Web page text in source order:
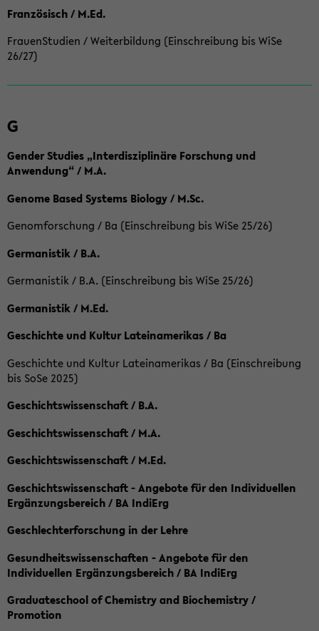
Französisch / M.Ed.
FrauenStudien / Weiterbildung (Einschreibung bis WiSe
26/27)
G
Gender Studies „Interdisziplinäre Forschung und
Anwendung“ / M.A.
Genome Based Systems Biology / M.Sc.
Genomforschung / Ba (Einschreibung bis WiSe 25/26)
Germanistik / B.A.
Germanistik / B.A. (Einschreibung bis WiSe 25/26)
Germanistik / M.Ed.
Geschichte und Kultur Lateinamerikas / Ba
Geschichte und Kultur Lateinamerikas / Ba (Einschreibung
bis SoSe 2025)
Geschichtswissenschaft / B.A.
Geschichtswissenschaft / M.A.
Geschichtswissenschaft / M.Ed.
Geschichtswissenschaft - Angebote für den Individuellen
Ergänzungsbereich / BA IndiErg
Geschlechterforschung in der Lehre
Gesundheitswissenschaften - Angebote für den
Individuellen Ergänzungsbereich / BA IndiErg
Graduateschool of Chemistry and Biochemistry /
Promotion